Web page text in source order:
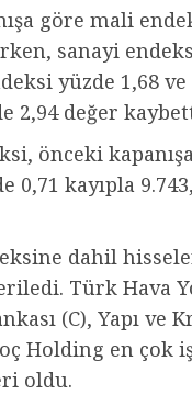
göre mali
sanayi
yüzde 1,68
2,94 değer
önceki
0,71 kayıpla
dahil
Türk Hava
(C), Yapı ve
Holding en çok
oldu.